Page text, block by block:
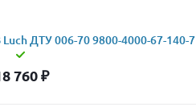
ДТУ 006-70 9800-4000-67-140-7
760₽